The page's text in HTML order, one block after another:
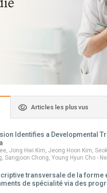
Articles les plus vus
Identifies a Developmental
Jong Hwi Kim, Jeong Hoon Kim,
Sangjoon Chong, Young Hyun Cho -
transversale de la forme
de spécialité via des